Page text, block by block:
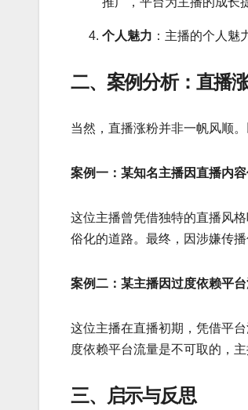
个人魅力 ：主播的个人魅
二、案例分析：直播
当然，直播涨粉并非一帆风顺
案例一：某知名主播因直播内
这位主播曾凭借独特的直播风
俗化的道路。最终，因涉嫌传
案例二：某主播因过度依赖平
这位主播在直播初期，凭借平
度依赖平台流量是不可取的，
三、启示与反思